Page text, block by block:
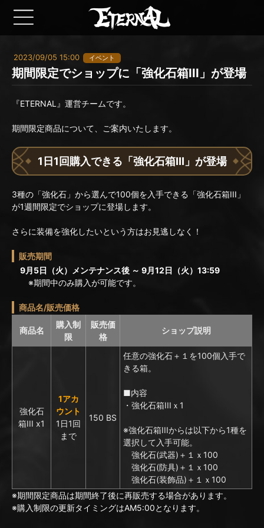
2023/09/05 15:00 イベント
期間限定でショップに「強化石箱III」が登場
『ETERNAL』運営チームです。
期間限定商品について、ご案内いたします。
1日1回購入できる「強化石箱III」が登場
3種の「強化石」から選んで100個を入手できる「強化石箱III」
が1週間限定でショップに登場します。
さらに装備を強化したいという方はお見逃しなく！
販売期間
9月5日（火）メンテナンス後 ～ 9月12日（火）13:59
※期間中のみ購入が可能です。
商品名/販売価格
商品名
購入制
限
販売価
格
ショップ説明
強化石
箱III x1
1アカ
ウント
1日1回
まで
150 BS
任意の強化石＋１を100個入手で
きる箱。
■内容
・強化石箱IIIｘ1
※強化石箱IIIからは以下から1種を
選択して入手可能。
強化石(武器)＋１ｘ100
強化石(防具)＋１ｘ100
強化石(装飾品)＋１ｘ100
※期間限定商品は期間終了後に再販売する場合があります。
※購入制限の更新タイミングはAM5:00となります。